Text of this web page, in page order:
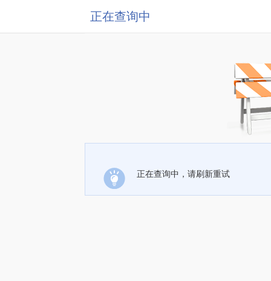
正在查询中
正在查询中，请刷新重试